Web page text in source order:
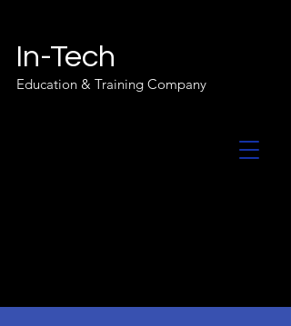
In-Tech
Education & Training Company